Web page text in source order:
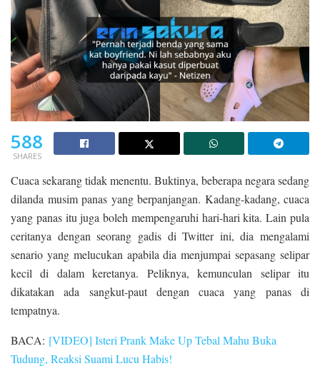
588
SHARES
Cuaca sekarang tidak menentu. Buktinya, beberapa negara sedang
dilanda musim panas yang berpanjangan. Kadang-kadang, cuaca
yang panas itu juga boleh mempengaruhi hari-hari kita. Lain pula
ceritanya dengan seorang gadis di Twitter ini, dia mengalami
senario yang melucukan apabila dia menjumpai sepasang selipar
kecil di dalam keretanya. Peliknya, kemunculan selipar itu
dikatakan ada sangkut-paut dengan cuaca yang panas di
tempatnya.
BACA: [VIDEO] Isteri Prank Make Up Tebal Mahu Buka
Tudung, Reaksi Suami Lucu Habis!